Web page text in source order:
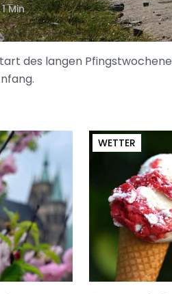
1 Min
des langen
WETTER